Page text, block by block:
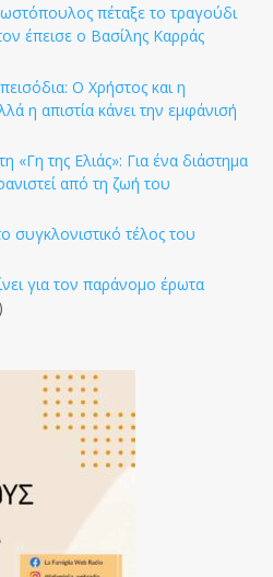
πέταξε το τραγούδι
έπεισε ο Βασίλης Καρράς
Ο Χρήστος και η
η απιστία κάνει την εμφάνισή
της Ελιάς»: Για ένα διάστημα
από τη ζωή του
συγκλονιστικό τέλος του
για τον παράνομο έρωτα